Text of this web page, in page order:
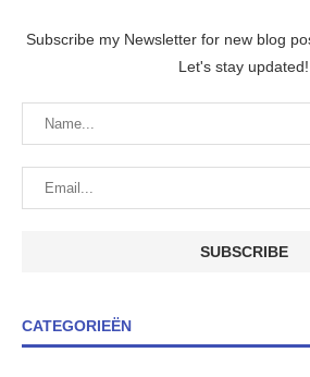
Subscribe my Newsletter for new blog
Let's stay updated!
CATEGORIEËN